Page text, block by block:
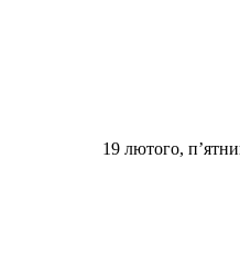
19 лютого,